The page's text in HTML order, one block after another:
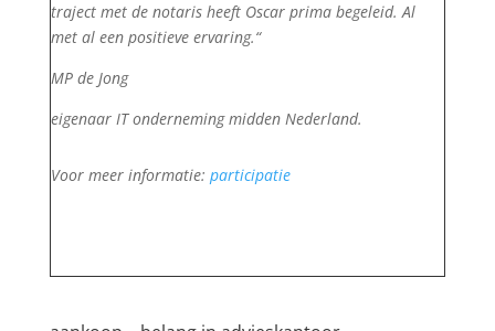
traject met de notaris heeft Oscar prima begeleid. Al
met al een positieve ervaring.“
MP de Jong
eigenaar IT onderneming midden Nederland.
Voor meer informatie: participatie